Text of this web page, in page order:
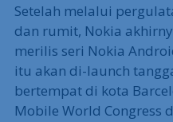
Setelah melalui
dan rumit, Nokia
merilis seri Nokia
itu akan di-launch
bertempat di kota
Mobile World Congress